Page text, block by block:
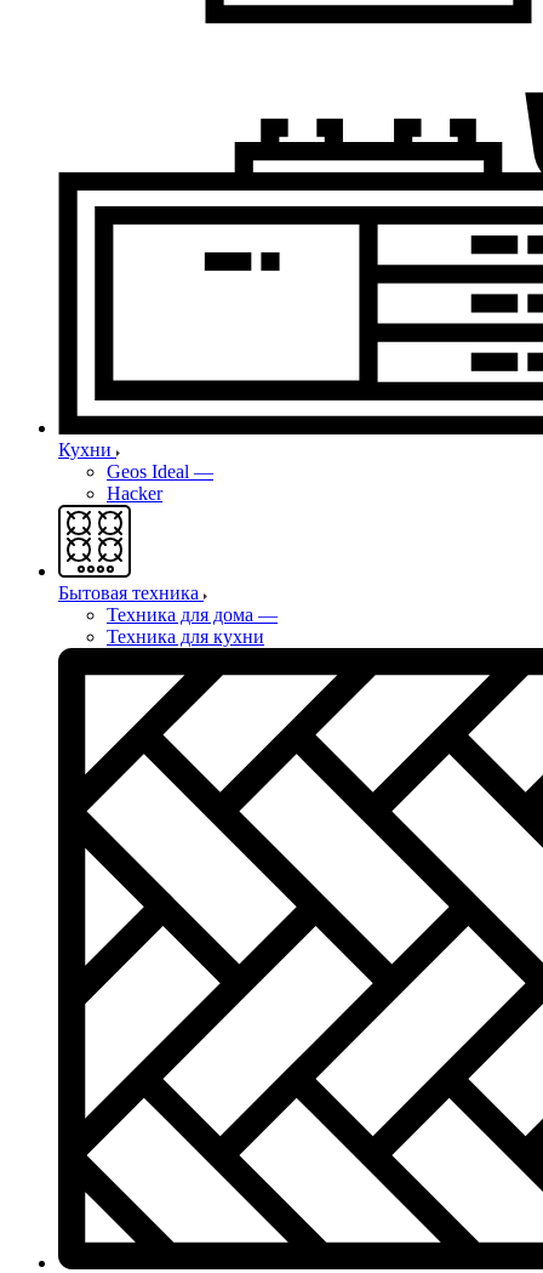
Кухни
Geos Ideal —
Hacker
Бытовая техника
Техника для дома —
Техника для кухни